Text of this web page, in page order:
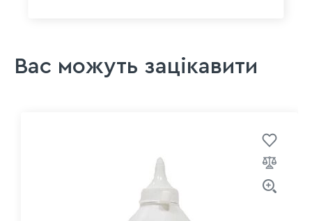
Вас можуть зацікавити